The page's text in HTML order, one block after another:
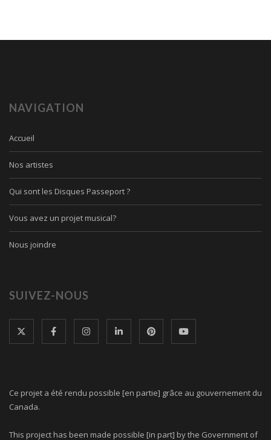
NAVIGATION
Accueil
Nos artistes
Qui sont les Disques Passeport ?
Vous avez un projet musical?
Nous joindre
SUIVEZ-NOUS
Ce projet a été rendu possible [en partie] grâce au gouvernement du
Canada.
This project has been made possible [in part] by the Government of